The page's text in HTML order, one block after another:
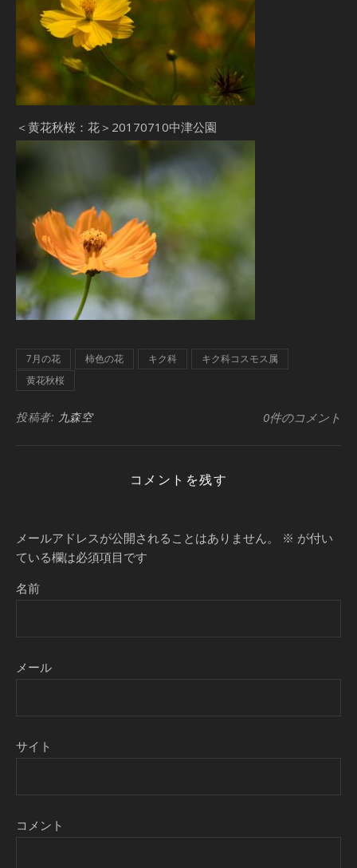
＜黄花秋桜：花＞20170710中津公園
7月の花 柿色の花 キク科
キク科コスモス属
黄花秋桜
投稿者: 九森空 0件のコメント
コメントを残す
メールアドレスが公開されることはありません。 ※ が付い
ている欄は必須項目です
名前
メール
サイト
コメント